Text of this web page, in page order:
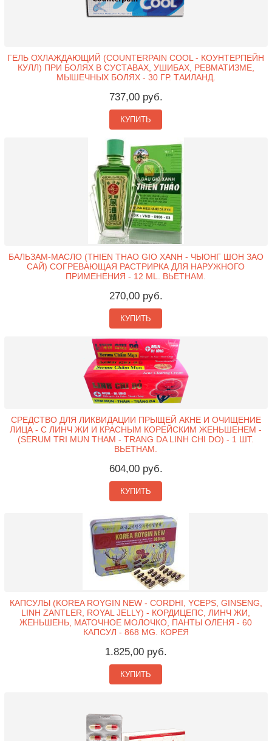
ГЕЛЬ ОХЛАЖДАЮЩИЙ (COUNTERPAIN COOL - КОУНТЕРПЕЙН
КУЛЛ) ПРИ БОЛЯХ В СУСТАВАХ, УШИБАХ, РЕВМАТИЗМЕ,
МЫШЕЧНЫХ БОЛЯХ - 30 ГР. ТАИЛАНД.
737,00 руб.
КУПИТЬ
БАЛЬЗАМ-МАСЛО (THIEN THAO GIO XANH - ЧЫОНГ ШОН ЗАО
САЙ) СОГРЕВАЮЩАЯ РАСТРИРКА ДЛЯ НАРУЖНОГО
ПРИМЕНЕНИЯ - 12 ML. ВЬЕТНАМ.
270,00 руб.
КУПИТЬ
СРЕДСТВО ДЛЯ ЛИКВИДАЦИИ ПРЫЩЕЙ АКНЕ И ОЧИЩЕНИЕ
ЛИЦА - С ЛИНЧ ЖИ И КРАСНЫМ КОРЕЙСКИМ ЖЕНЬШЕНЕМ -
(SERUM TRI MUN THAM - TRANG DA LINH CHI DO) - 1 ШТ.
ВЬЕТНАМ.
604,00 руб.
КУПИТЬ
КАПСУЛЫ (KOREA ROYGIN NEW - CORDHI, YCEPS, GINSENG,
LINH ZANTLER, ROYAL JELLY) - КОРДИЦЕПС, ЛИНЧ ЖИ,
ЖЕНЬШЕНЬ, МАТОЧНОЕ МОЛОЧКО, ПАНТЫ ОЛЕНЯ - 60
КАПСУЛ - 868 MG. КОРЕЯ
1.825,00 руб.
КУПИТЬ